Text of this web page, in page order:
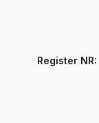
Register NR: